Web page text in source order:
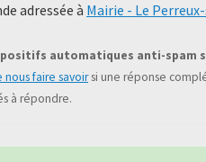
adressée à Mairie - Le
automatiques anti-spam
nous faire savoirsi une réponse
à répondre.